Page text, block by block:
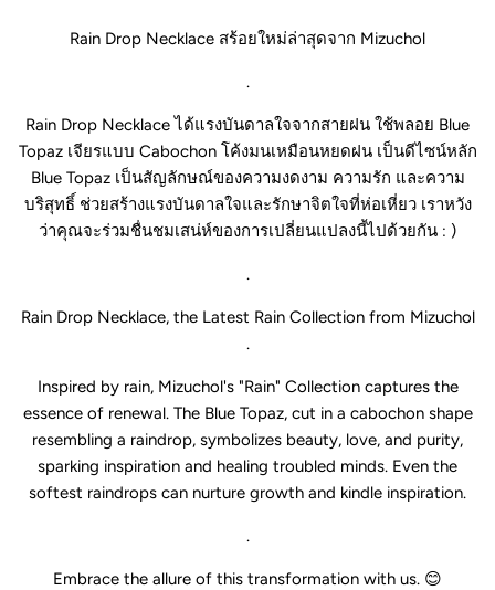
Rain Drop Necklace สร้อยใหม่ล่าสุดจาก Mizuchol
.
Rain Drop Necklace ได้แรงบันดาลใจจากสายฝน ใช้พลอย Blue
Topaz เจียรแบบ Cabochon โค้งมนเหมือนหยดฝน เป็นดีไซน์หลัก
Blue Topaz เป็นสัญลักษณ์ของความงดงาม ความรัก และความ
บริสุทธิ์ ช่วยสร้างแรงบันดาลใจและรักษาจิตใจที่ห่อเหี่ยว เราหวัง
ว่าคุณจะร่วมชื่นชมเสน่ห์ของการเปลี่ยนแปลงนี้ไปด้วยกัน : )
.
Rain Drop Necklace, the Latest Rain Collection from Mizuchol
.
Inspired by rain, Mizuchol's "Rain" Collection captures the
essence of renewal. The Blue Topaz, cut in a cabochon shape
resembling a raindrop, symbolizes beauty, love, and purity,
sparking inspiration and healing troubled minds. Even the
softest raindrops can nurture growth and kindle inspiration.
.
Embrace the allure of this transformation with us. 😊